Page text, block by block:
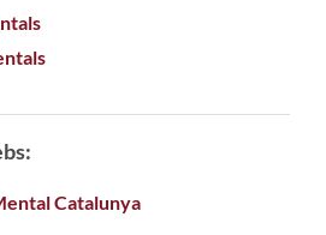
Catalunya